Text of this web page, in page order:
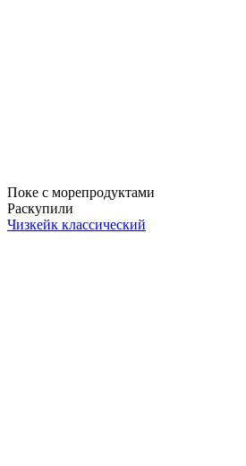
Поке с морепродуктами
Раскупили
Чизкейк классический